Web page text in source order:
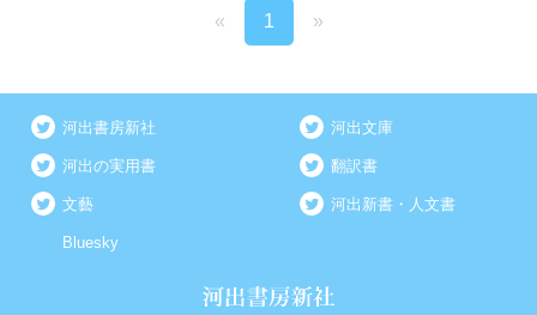
« 1 »
河出書房新社 河出文庫
河出の実用書 翻訳書
文藝 河出新書・人文書
Bluesky